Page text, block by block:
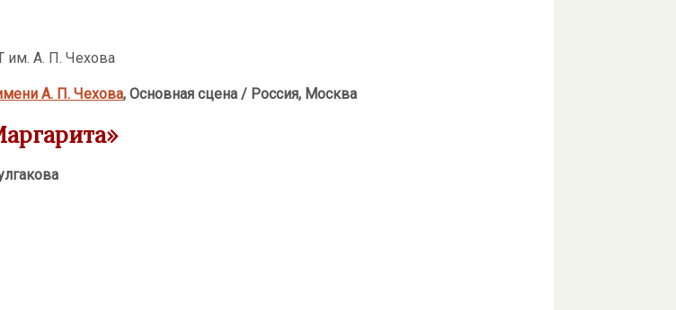
А. П. Чехова, Основная сцена / Россия, Москва